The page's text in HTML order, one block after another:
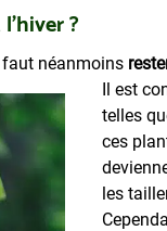
?
faut néanmoins
Il est
telles
ces
les